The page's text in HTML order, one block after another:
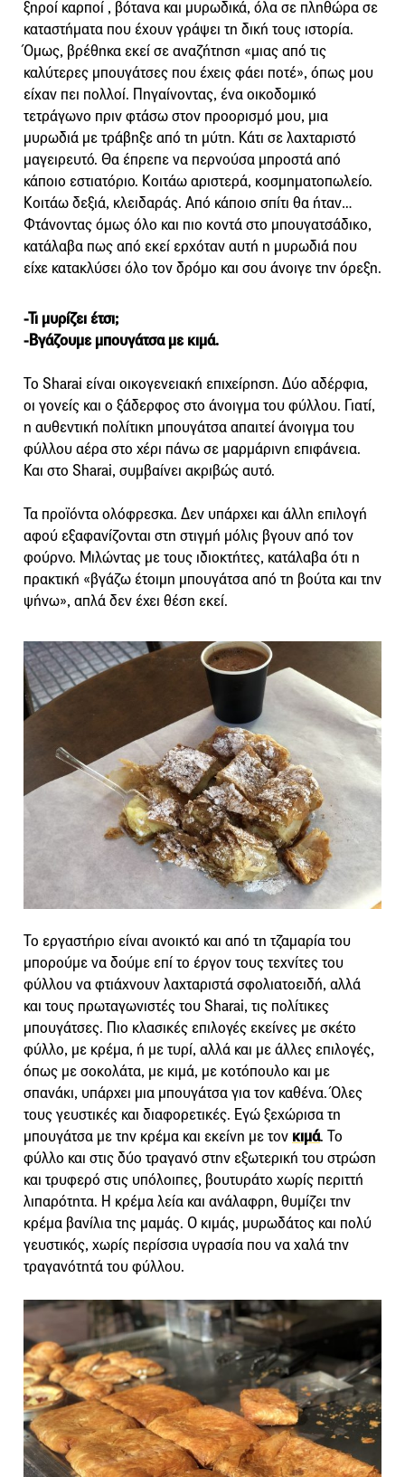
ξηροί καρποί , βότανα και μυρωδικά, όλα σε πληθώρα σε
καταστήματα που έχουν γράψει τη δική τους ιστορία.
Όμως, βρέθηκα εκεί σε αναζήτηση «μιας από τις
καλύτερες μπουγάτσες που έχεις φάει ποτέ», όπως μου
είχαν πει πολλοί. Πηγαίνοντας, ένα οικοδομικό
τετράγωνο πριν φτάσω στον προορισμό μου, μια
μυρωδιά με τράβηξε από τη μύτη. Κάτι σε λαχταριστό
μαγειρευτό. Θα έπρεπε να περνούσα μπροστά από
κάποιο εστιατόριο. Κοιτάω αριστερά, κοσμηματοπωλείο.
Κοιτάω δεξιά, κλειδαράς. Από κάποιο σπίτι θα ήταν…
Φτάνοντας όμως όλο και πιο κοντά στο μπουγατσάδικο,
κατάλαβα πως από εκεί ερχόταν αυτή η μυρωδιά που
είχε κατακλύσει όλο τον δρόμο και σου άνοιγε την όρεξη.
-Τι μυρίζει έτσι;
-Βγάζουμε μπουγάτσα με κιμά.
Το Sharai είναι οικογενειακή επιχείρηση. Δύο αδέρφια,
οι γονείς και ο ξάδερφος στο άνοιγμα του φύλλου. Γιατί,
η αυθεντική πολίτικη μπουγάτσα απαιτεί άνοιγμα του
φύλλου αέρα στο χέρι πάνω σε μαρμάρινη επιφάνεια.
Και στο Sharai, συμβαίνει ακριβώς αυτό.
Τα προϊόντα ολόφρεσκα. Δεν υπάρχει και άλλη επιλογή
αφού εξαφανίζονται στη στιγμή μόλις βγουν από τον
φούρνο. Μιλώντας με τους ιδιοκτήτες, κατάλαβα ότι η
πρακτική «βγάζω έτοιμη μπουγάτσα από τη βούτα και την
ψήνω», απλά δεν έχει θέση εκεί.
Το εργαστήριο είναι ανοικτό και από τη τζαμαρία του
μπορούμε να δούμε επί το έργον τους τεχνίτες του
φύλλου να φτιάχνουν λαχταριστά σφολιατοειδή, αλλά
και τους πρωταγωνιστές του Sharai, τις πολίτικες
μπουγάτσες. Πιο κλασικές επιλογές εκείνες με σκέτο
φύλλο, με κρέμα, ή με τυρί, αλλά και με άλλες επιλογές,
όπως με σοκολάτα, με κιμά, με κοτόπουλο και με
σπανάκι, υπάρχει μια μπουγάτσα για τον καθένα. Όλες
τους γευστικές και διαφορετικές. Εγώ ξεχώρισα τη
μπουγάτσα με την κρέμα και εκείνη με τον κιμά. Το
φύλλο και στις δύο τραγανό στην εξωτερική του στρώση
και τρυφερό στις υπόλοιπες, βουτυράτο χωρίς περιττή
λιπαρότητα. Η κρέμα λεία και ανάλαφρη, θυμίζει την
κρέμα βανίλια της μαμάς. Ο κιμάς, μυρωδάτος και πολύ
γευστικός, χωρίς περίσσια υγρασία που να χαλά την
τραγανότητά του φύλλου.